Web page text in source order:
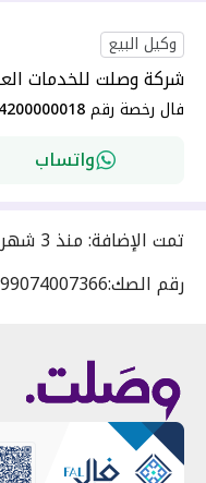
وكيل البيع
شركة وصلت للخدمات
فال رخصة رقم4200000018
واتساب
تمت الإضافة:منذ 3 شهر
رقم الصك: